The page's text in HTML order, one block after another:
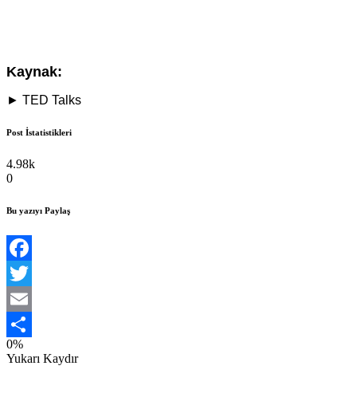
Kaynak:
► TED Talks
Post İstatistikleri
4.98k
0
Bu yazıyı Paylaş
Facebook
Twitter
Email
Share
0%
Yukarı Kaydır